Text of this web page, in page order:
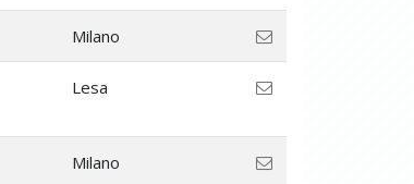
Milano
Lesa
Milano